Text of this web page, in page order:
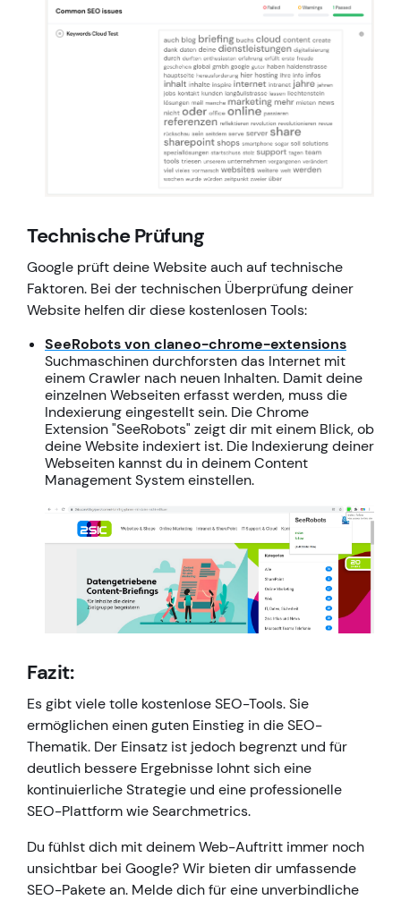
Technische Prüfung
Google prüft deine Website auch auf technische
Faktoren. Bei der technischen Überprüfung deiner
Website helfen dir diese kostenlosen Tools:
SeeRobots von claneo-chrome-extensions
Suchmaschinen durchforsten das Internet mit
einem Crawler nach neuen Inhalten. Damit deine
einzelnen Webseiten erfasst werden, muss die
Indexierung eingestellt sein. Die Chrome
Extension "SeeRobots" zeigt dir mit einem Blick, ob
deine Website indexiert ist. Die Indexierung deiner
Webseiten kannst du in deinem Content
Management System einstellen.
Fazit:
Es gibt viele tolle kostenlose SEO-Tools. Sie
ermöglichen einen guten Einstieg in die SEO-
Thematik. Der Einsatz ist jedoch begrenzt und für
deutlich bessere Ergebnisse lohnt sich eine
kontinuierliche Strategie und eine professionelle
SEO-Plattform wie Searchmetrics.
Du fühlst dich mit deinem Web-Auftritt immer noch
unsichtbar bei Google? Wir bieten dir umfassende
SEO-Pakete an. Melde dich für eine unverbindliche